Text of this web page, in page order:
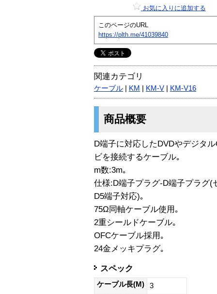
お気に入りに追加する
このページのURL
https://plth.me/41039840
関連カテゴリ
ケーブル KM KM-V KM-V16
商品概要
D端子に対応したDVDやデジタ
ビを接続するケーブル｡
m数:3m｡
仕様:D端子プラグ-D端子プラグ(
D5端子対応)｡
75Ω同軸ケーブル使用｡
2重シールドケーブル｡
OFCケーブル採用｡
24金メッキプラグ｡
スペック
ケーブル長(M)
3